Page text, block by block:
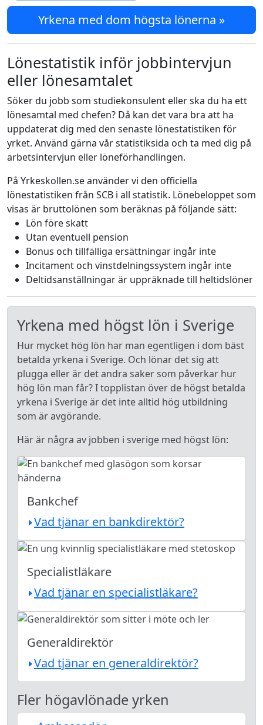
Yrkena med dom högsta lönerna »
Lönestatistik inför jobbintervjun
eller lönesamtalet
Söker du jobb som studiekonsulent eller ska du ha ett
lönesamtal med chefen? Då kan det vara bra att ha
uppdaterat dig med den senaste lönestatistiken för
yrket. Använd gärna vår statistiksida och ta med dig på
arbetsintervjun eller löneförhandlingen.
På Yrkeskollen.se använder vi den officiella
lönestatistiken från SCB i all statistik. Lönebeloppet som
visas är bruttolönen som beräknas på följande sätt:
Lön före skatt
Utan eventuell pension
Bonus och tillfälliga ersättningar ingår inte
Incitament och vinstdelningssystem ingår inte
Deltidsanställningar är uppräknade till heltidslöner
Yrkena med högst lön i Sverige
Hur mycket hög lön har man egentligen i dom bäst
betalda yrkena i Sverige. Och lönar det sig att
plugga eller är det andra saker som påverkar hur
hög lön man får? I topplistan över de högst betalda
yrkena i Sverige är det inte alltid hög utbildning
som är avgörande.
Här är några av jobben i sverige med högst lön:
Bankchef
Vad tjänar en bankdirektör?
Specialistläkare
Vad tjänar en specialistläkare?
Generaldirektör
Vad tjänar en generaldirektör?
Fler högavlönade yrken